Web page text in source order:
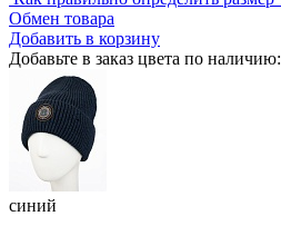
Обмен товара
Добавить в корзину
Добавьте в заказ цвета по наличию:
синий